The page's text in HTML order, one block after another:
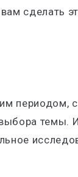
сделать
периодом,
темы.